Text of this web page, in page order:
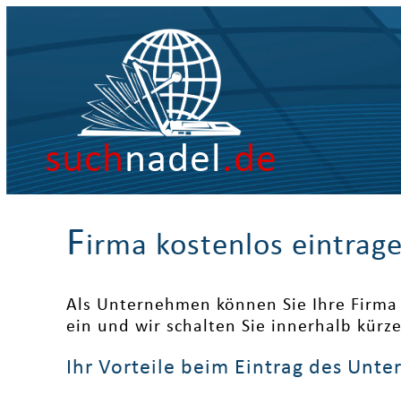
suchnadel.de
Firma kostenlos
Als Unternehmen können Sie Ihre
ein und wir schalten Sie innerhalb
Ihr Vorteile beim Eintrag des